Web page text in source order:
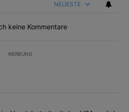
NEUESTE
keine Kommentare
WERBUNG
der am meisten kommentierten